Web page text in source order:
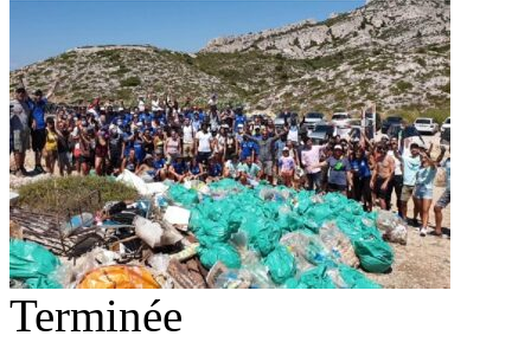
Terminée